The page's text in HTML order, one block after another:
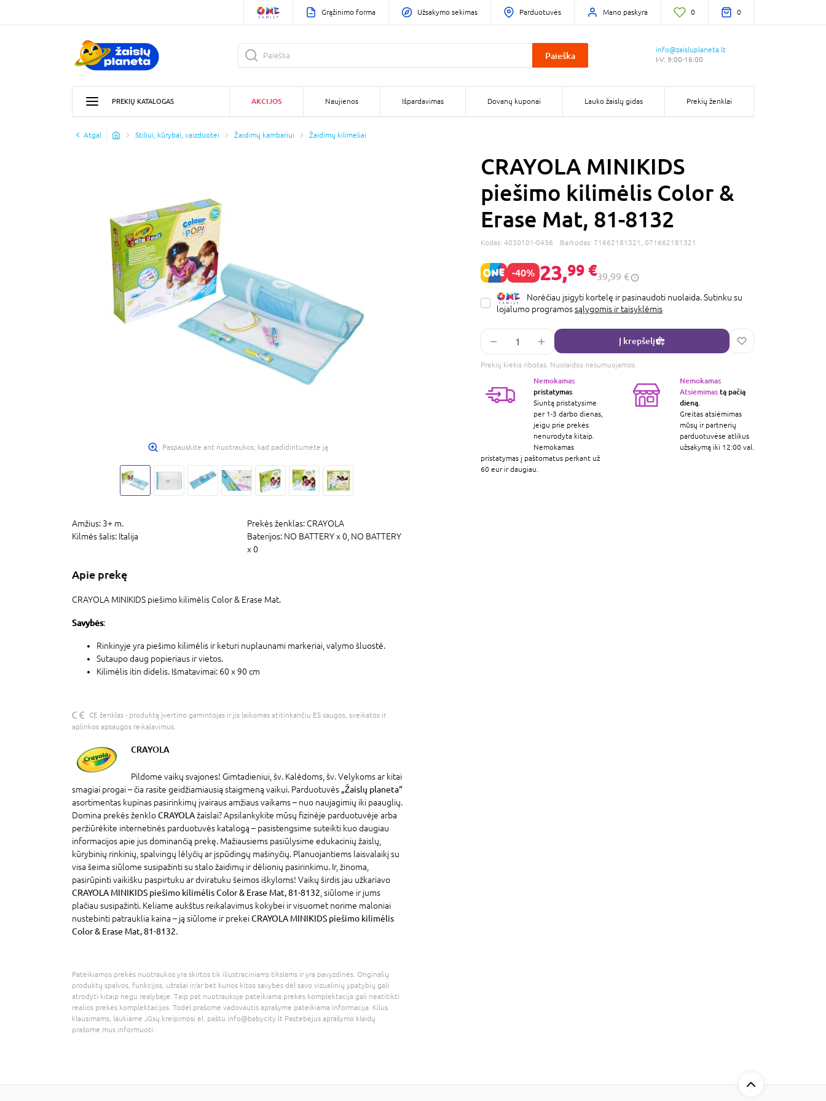
Grąžinimo forma Užsakymo sekimas Parduotuvės Mano paskyra 0 0
Paieška
info@zaisluplaneta.lt
I-V: 9:00-16:00
PREKIŲ KATALOGAS AKCIJOS Naujienos Išpardavimas Dovanų kuponai Lauko žaislų gidas Prekių ženklai
Atgal Stiliui, kūrybai, vaizduotei Žaidimų kambariui Žaidimų kilimėliai
Paspauskite ant nuotraukos, kad padidintumėte ją
Amžius: 3+ m. Prekės ženklas: CRAYOLA
Kilmės šalis: Italija Baterijos: NO BATTERY x 0, NO BATTERY
x 0
Apie prekę
CRAYOLA MINIKIDS piešimo kilimėlis Color & Erase Mat.
Savybės:
Rinkinyje yra piešimo kilimėlis ir keturi nuplaunami markeriai, valymo šluostė.
Sutaupo daug popieriaus ir vietos.
Kilimėlis itin didelis. Išmatavimai: 60 x 90 cm
CE ženklas - produktą įvertino gamintojas ir jis laikomas atitinkančiu ES saugos, sveikatos ir
aplinkos apsaugos reikalavimus.
CRAYOLA
Pildome vaikų svajones! Gimtadieniui, šv. Kalėdoms, šv. Velykoms ar kitai
smagiai progai – čia rasite geidžiamiausią staigmeną vaikui. Parduotuvės „Žaislų planeta“
asortimentas kupinas pasirinkimų įvairaus amžiaus vaikams – nuo naujagimių iki paauglių.
Domina prekės ženkloCRAYOLAžaislai? Apsilankykite mūsų fizinėje parduotuvėje arba
peržiūrėkite internetinės parduotuvės katalogą – pasistengsime suteikti kuo daugiau
informacijos apie jus dominančią prekę. Mažiausiems pasiūlysime edukacinių žaislų,
kūrybinių rinkinių, spalvingų lėlyčių ar įspūdingų mašinyčių. Planuojantiems laisvalaikį su
visa šeima siūlome susipažinti su stalo žaidimų ir dėlionių pasirinkimu. Ir, žinoma,
pasirūpinti vaikišku paspirtuku ar dviratuku šeimos iškyloms! Vaikų širdis jau užkariavo
CRAYOLA MINIKIDS piešimo kilimėlis Color & Erase Mat, 81-8132 , siūlome ir jums
plačiau susipažinti. Keliame aukštus reikalavimus kokybei ir visuomet norime maloniai
nustebinti patrauklia kaina – ją siūlome ir prekeiCRAYOLA MINIKIDS piešimo kilimėlis
Color & Erase Mat, 81-8132.
Pateikiamos prekės nuotraukos yra skirtos tik iliustraciniams tikslams ir yra pavyzdinės. Originalių
produktų spalvos, funkcijos, užrašai ir/ar bet kurios kitos savybės dėl savo vizualinių ypatybių gali
atrodyti kitaip negu realybėje. Taip pat nuotraukoje pateikiama prekės komplektacija gali neatitikti
realios prekės komplektacijos. Todėl prašome vadovautis aprašyme pateikiama informacija. Kilus
klausimams, laukiame Jūsų kreipimosi el. paštu info@babycity.lt Pastebėjus aprašymo klaidų
prašome mus informuoti.
CRAYOLA MINIKIDS
piešimo kilimėlis Color &
Erase Mat, 81-8132
Kodas: 4030101-0436 Barkodas: 71662181321, 071662181321
-40% 23,99 €39,99 €
Norėčiau įsigyti kortelę ir pasinaudoti nuolaida. Sutinku su
lojalumo programossąlygomis ir taisyklėmis
Į krepšelį
Prekių kiekis ribotas. Nuolaidos nesumuojamos.
Nemokamas
pristatymas
Siuntą pristatysime
per 1-3 darbo dienas,
jeigu prie prekės
nenurodyta kitaip.
Nemokamas
pristatymas į paštomatus perkant už
60 eur ir daugiau.
Nemokamas
Atsiėmimastą pačią
dieną.
Greitas atsiėmimas
mūsų ir partnerių
parduotuvėse atlikus
užsakymą iki 12:00 val.